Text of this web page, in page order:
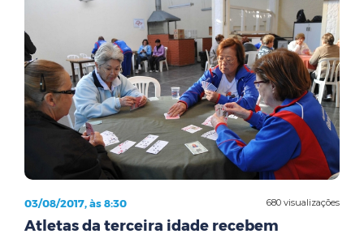
680 visualizações
03/08/2017, às 8:30
Atletas da terceira idade recebem